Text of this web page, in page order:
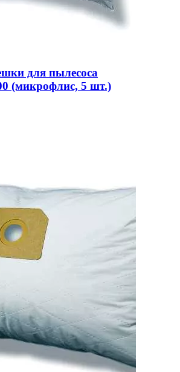
для пылесоса
(микрофлис, 5 шт.)